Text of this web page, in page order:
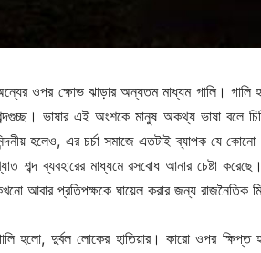
ওপর ক্ষোভ ঝাড়ার অন্যতম মাধ্যম গালি। গালি
ভাষার এই অংশকে মানুষ অকথ্য ভাষা বলে
হলেও, এর চর্চা সমাজে এতটাই ব্যাপক যে
শব্দ ব্যবহারের মাধ্যমে রসবোধ আনার চেষ্টা
আবার প্রতিপক্ষকে ঘায়েল করার জন্য রাজনৈতিক
হলো, দুর্বল লোকের হাতিয়ার। কারো ওপর ক্ষিপ্ত